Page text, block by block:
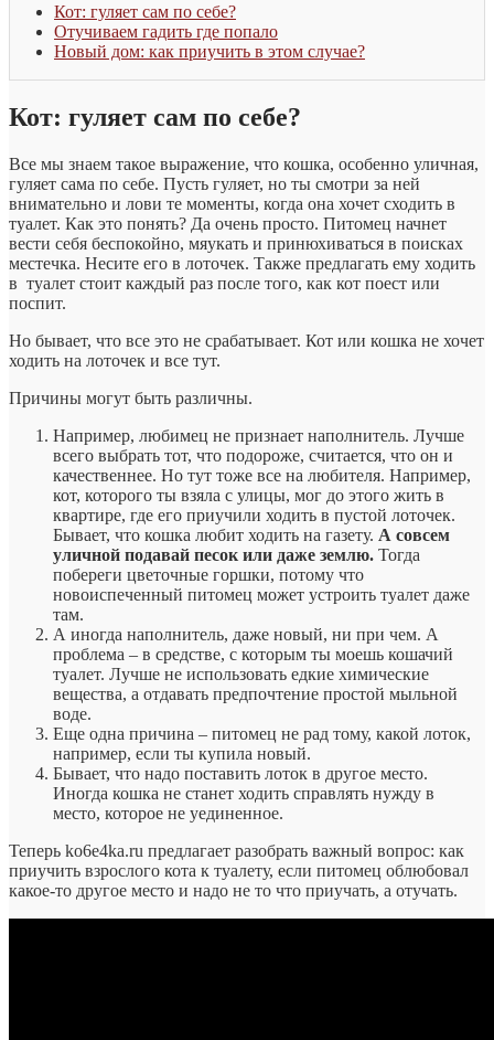
Кот: гуляет сам по себе?
Отучиваем гадить где попало
Новый дом: как приучить в этом случае?
Кот: гуляет сам по себе?
Все мы знаем такое выражение, что кошка, особенно уличная,
гуляет сама по себе. Пусть гуляет, но ты смотри за ней
внимательно и лови те моменты, когда она хочет сходить в
туалет. Как это понять? Да очень просто. Питомец начнет
вести себя беспокойно, мяукать и принюхиваться в поисках
местечка. Несите его в лоточек. Также предлагать ему ходить
в туалет стоит каждый раз после того, как кот поест или
поспит.
Но бывает, что все это не срабатывает. Кот или кошка не хочет
ходить на лоточек и все тут.
Причины могут быть различны.
Например, любимец не признает наполнитель. Лучше
всего выбрать тот, что подороже, считается, что он и
качественнее. Но тут тоже все на любителя. Например,
кот, которого ты взяла с улицы, мог до этого жить в
квартире, где его приучили ходить в пустой лоточек.
Бывает, что кошка любит ходить на газету. А совсем
уличной подавай песок или даже землю. Тогда
побереги цветочные горшки, потому что
новоиспеченный питомец может устроить туалет даже
там.
А иногда наполнитель, даже новый, ни при чем. А
проблема – в средстве, с которым ты моешь кошачий
туалет. Лучше не использовать едкие химические
вещества, а отдавать предпочтение простой мыльной
воде.
Еще одна причина – питомец не рад тому, какой лоток,
например, если ты купила новый.
Бывает, что надо поставить лоток в другое место.
Иногда кошка не станет ходить справлять нужду в
место, которое не уединенное.
Теперь ko6e4ka.ru предлагает разобрать важный вопрос: как
приучить взрослого кота к туалету, если питомец облюбовал
какое-то другое место и надо не то что приучать, а отучать.